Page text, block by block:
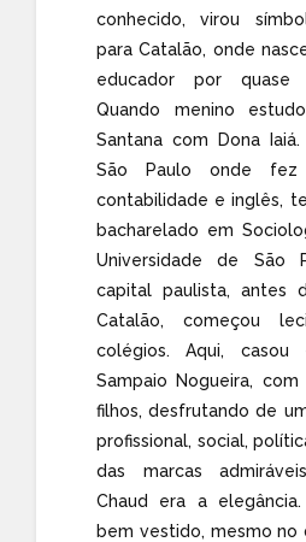
conhecido, virou
para Catalão, onde
educador por quase
Quando menino
Santana com Dona
São Paulo onde fez
contabilidade e inglês,
bacharelado em
Universidade de São
capital paulista, antes
Catalão, começou
colégios. Aqui,
Sampaio Nogueira,
filhos, desfrutando de
profissional, social,
das marcas
Chaud era a
bem vestido, mesmo no